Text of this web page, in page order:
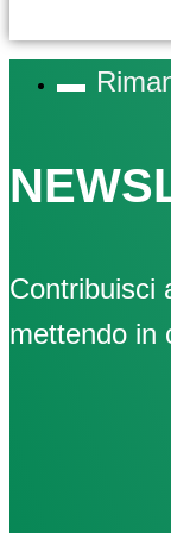
Contribuisci
mettendo in